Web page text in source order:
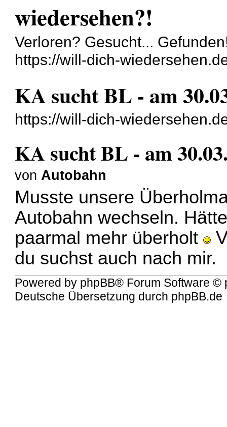
wiedersehen?!
Verloren? Gesucht...
https://will-dich-
KA sucht BL - am
https://will-dich-
KA sucht BL - am
von Autobahn
Musste unsere
Autobahn wechseln.
paarmal mehr überholt
du suchst auch nach mir.
Powered by phpBB® Forum Software ©
Deutsche Übersetzung durch phpBB.de